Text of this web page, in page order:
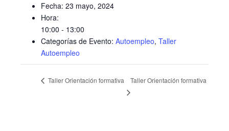
Fecha: 23 mayo, 2024
Hora:
10:00 - 13:00
Categorías de Evento: Autoempleo, Taller
Autoempleo
Taller Orientación formativa Taller Orientación formativa